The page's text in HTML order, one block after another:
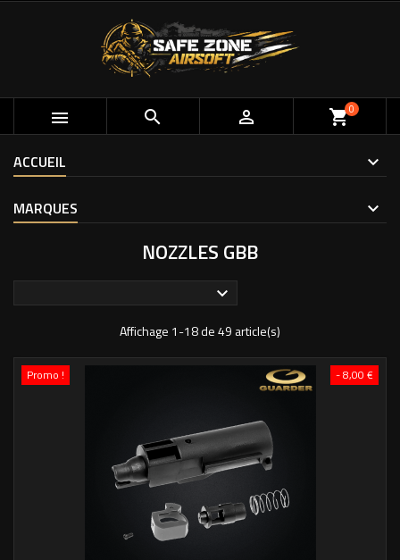
   shopping_cart0
ACCUEIL
MARQUES
NOZZLES GBB

Affichage 1-18 de 49 article(s)
- 8,00 €
Promo !